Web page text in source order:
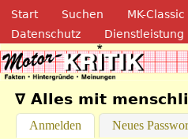
Direkt zum Inhalt
Navigation
Start Suchen MK-Classic
Datenschutz
Dienstleistung
Motor-
∇ Alles mit
Anmelden (aktiver Reiter)
Neues